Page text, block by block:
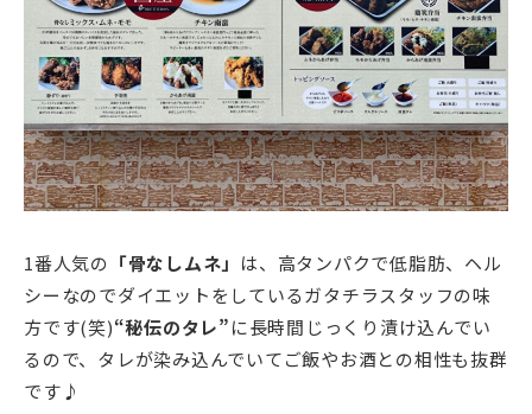
1番人気の 「骨なしムネ」 は、高タンパクで低脂肪、ヘル
シーなのでダイエットをしているガタチラスタッフの味
方です(笑)“秘伝のタレ”に長時間じっくり漬け込んでい
るので、タレが染み込んでいてご飯やお酒との相性も抜群
です♪